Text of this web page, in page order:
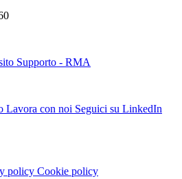
Supporto - RMA
Lavora con noi Seguici su LinkedIn
policy Cookie policy